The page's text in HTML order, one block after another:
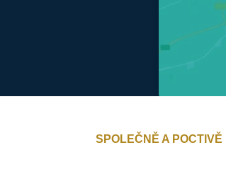
SPOLEČNĚ A POCTIVĚ